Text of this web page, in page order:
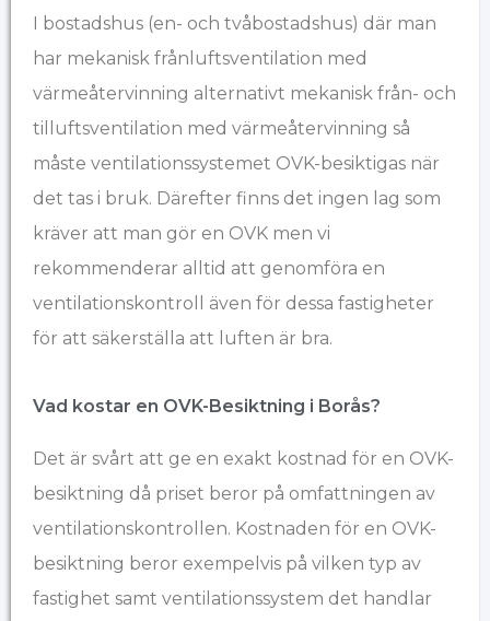
I bostadshus (en- och tvåbostadshus) där man
har mekanisk frånluftsventilation med
värmeåtervinning alternativt mekanisk från- och
tilluftsventilation med värmeåtervinning så
måste ventilationssystemet OVK-besiktigas när
det tas i bruk. Därefter finns det ingen lag som
kräver att man gör en OVK men vi
rekommenderar alltid att genomföra en
ventilationskontroll även för dessa fastigheter
för att säkerställa att luften är bra.
Vad kostar en OVK-Besiktning i Borås?​
Det är svårt att ge en exakt kostnad för en OVK-
besiktning då priset beror på omfattningen av
ventilationskontrollen. Kostnaden för en OVK-
besiktning beror exempelvis på vilken typ av
fastighet samt ventilationssystem det handlar